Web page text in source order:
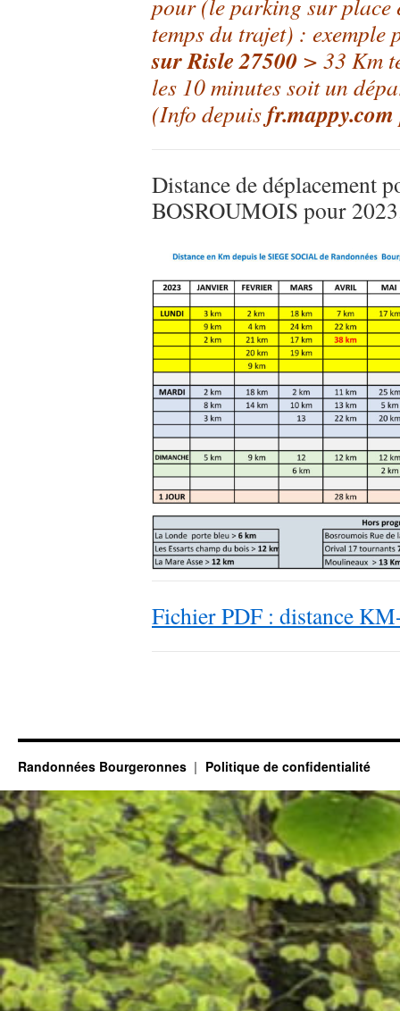
pour(le parking sur place
temps du trajet) : exemple
sur Risle 27500 > 33 Km
les 10 minutes soit un
(Info depuisfr.mappy.com
Distance de déplacement
BOSROUMOIS pour
Fichier PDF : distance
Randonnées Bourgeronnes Politique de confidentialité